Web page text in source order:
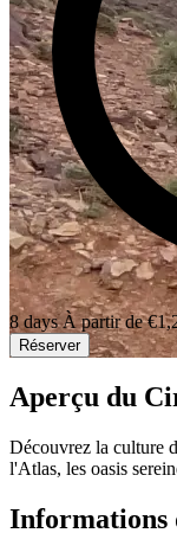
8 daysÀ partir de
Réserver
Aperçu du
Découvrez la culture
l'Atlas, les oasis